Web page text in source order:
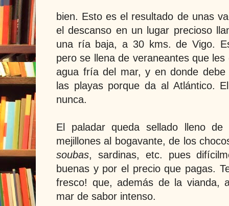
bien. Esto es el resultado de unas
el descanso en un lugar precioso
una ría baja, a 30 kms. de Vigo.
pero se llena de veraneantes que
agua fría del mar, y en donde
las playas porque da al Atlántico.
nunca.
El paladar queda sellado lleno
mejillones al bogavante, de los
soubas, sardinas, etc. pues
buenas y por el precio que pagas.
fresco! que, además de la vianda,
mar de sabor intenso.